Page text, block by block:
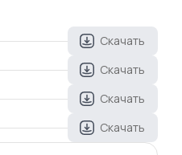
Скачать
Скачать
Скачать
Скачать